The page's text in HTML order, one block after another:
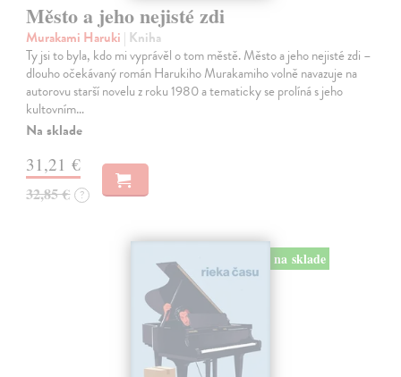
Město a jeho nejisté zdi
Murakami Haruki | Kniha
Ty jsi to byla, kdo mi vyprávěl o tom městě. Město a jeho nejisté zdi –
dlouho očekávaný román Harukiho Murakamiho volně navazuje na
autorovu starší novelu z roku 1980 a tematicky se prolíná s jeho
kultovním…
Na sklade
31,21 €
32,85 € ?
na sklade